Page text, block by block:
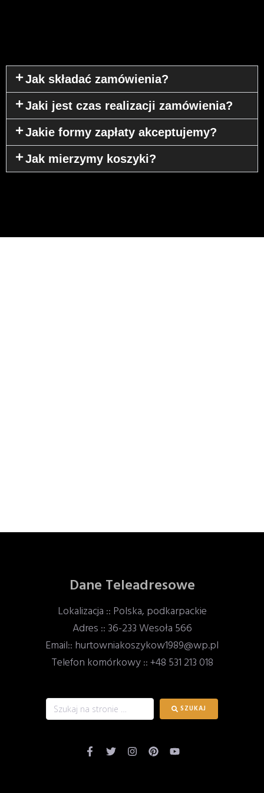
Jak składać zamówienia?
Jaki jest czas realizacji zamówienia?
Jakie formy zapłaty akceptujemy?
Jak mierzymy koszyki?
Dane Teleadresowe
Lokalizacja :: Polska, podkarpackie
Adres :: 36-233 Wesoła 566
Email:: hurtowniakoszykow1989@wp.pl
Telefon komórkowy :: +48 531 213 018
SZUKAJ